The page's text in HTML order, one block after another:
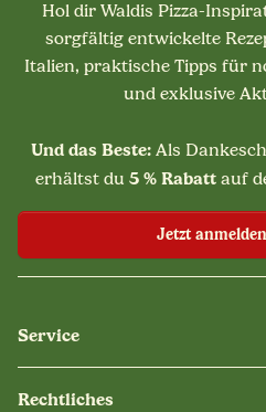
Hol dir Waldis Pizza-
sorgfältig entwickelte
Italien, praktische Tipps für
und exklusive
Und das Beste: Als
erhältst du 5 % Rabattauf
Jetzt
Service
Rechtliches